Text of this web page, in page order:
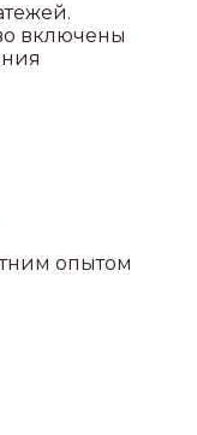
включены
опытом